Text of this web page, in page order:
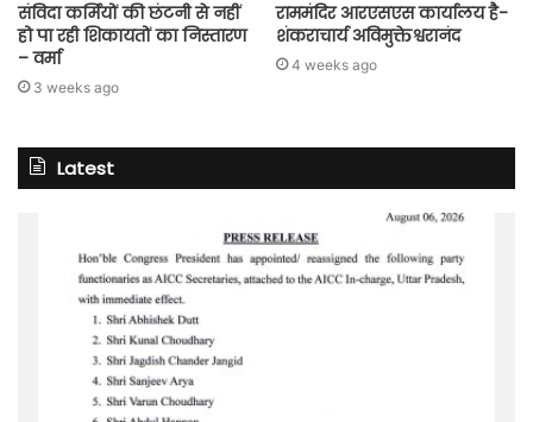
संविदा कर्मियों की छंटनी से नहीं
हो पा रही शिकायतों का निस्तारण
– वर्मा
3 weeks ago
राममंदिर आरएसएस कार्यालय है-
शंकराचार्य अविमुक्तेश्वरानंद
4 weeks ago
Latest